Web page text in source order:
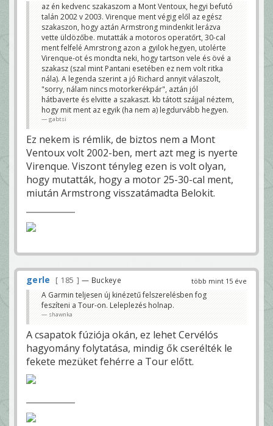
az én kedvenc szakaszom a Mont Ventoux, hegyi befutó
talán 2002 v 2003. Virenque ment végig elől az egész
szakaszon, hogy aztán Armstrong mindenkit lerázva
vette üldözőbe. mutatták a motoros operatőrt, 30-cal
ment felfelé Amrstrong azon a gyilok hegyen, utolérte
Virenque-ot és mondta neki, hogy tartson vele és övé a
szakasz (szal mint Pantani esetében ez nem volt ritka
nála). A legenda szerint a jó Richard annyit válaszolt,
"sorry, nálam nincs motorkerékpár", aztán jól
hátbaverte és elvitte a szakaszt. kb tátott szájjal néztem,
hogy mit ment az egyik (ha nem a) legdurvább hegyen.
gabtsi
Ez nekem is rémlik, de biztos nem a Mont
Ventoux volt 2002-ben, mert azt meg is nyerte
Virenque. Viszont tényleg ezen is volt olyan,
hogy mutatták, hogy a motor 25-30-cal ment,
miután Armstrong visszatámadta Belokit.
több mint 15 éve
gerle 185 — Buckeye
A Garmin teljesen új kinézetű felszerelésben fog
feszíteni a Tour-on. Leleplezés holnap.
shawnka
A csapatok fúziója okán, ez lehet Cervélós
hagyomány folytatása, mindig ők cserélték le
fekete mezüket fehérre a Tour előtt.